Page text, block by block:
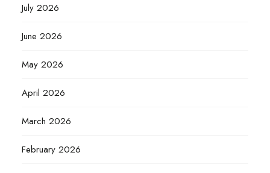
July 2026
June 2026
May 2026
April 2026
March 2026
February 2026